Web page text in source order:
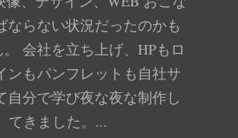
ならない状況だったのかも
。 会社を立ち上げ、HPもロ
ンもパンフレットも自社サ
自分で学び夜な夜な制作し
てきました。...